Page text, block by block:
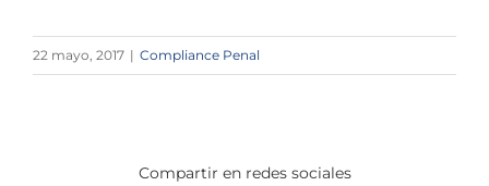
22 mayo, 2017 | Compliance Penal
Compartir en redes sociales